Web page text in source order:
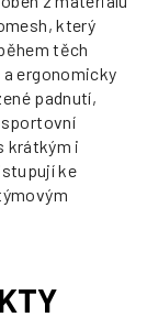
který
těch
ergonomicky
padnutí,
sportovní
krátkým i
ke